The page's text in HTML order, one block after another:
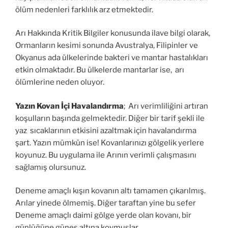
ölüm nedenleri farklılık arz etmektedir.
Arı Hakkında Kritik Bilgiler konusunda ilave bilgi olarak,
Ormanların kesimi sonunda Avustralya, Filipinler ve
Okyanus ada ülkelerinde bakteri ve mantar hastalıkları
etkin olmaktadır. Bu ülkelerde mantarlar ise, arı
ölümlerine neden oluyor.
Yazın Kovan İçi Havalandırma; Arı verimliliğini artıran
koşulların başında gelmektedir. Diğer bir tarif şekli ile
yaz sıcaklarının etkisini azaltmak için havalandırma
şart. Yazın mümkün ise! Kovanlarınızı gölgelik yerlere
koyunuz. Bu uygulama ile Arının verimli çalışmasını
sağlamış olursunuz.
Deneme amaçlı kışın kovanın altı tamamen çıkarılmış.
Arılar yinede ölmemiş. Diğer taraftan yine bu sefer
Deneme amaçlı daimi gölge yerde olan kovanı, bir